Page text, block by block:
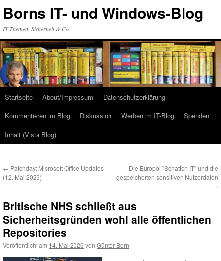
Inhalt
Borns IT- und Windows-Blog
IT-Themen, Sicherheit & Co.
Startseite About/Impressum
Datenschutzerklärung
Kommentieren im Blog
Diskussion Werben im IT-Blog
Spenden
Inhalt (Vista Blog)
← Patchday: Microsoft Office Updates
(12. Mai 2026)
Die Europol "Schatten IT" und die
gespeicherten sensitiven Nutzerdaten
→
Britische NHS schließt aus
Sicherheitsgründen wohl alle öffentlichen
Repositories
Veröffentlicht am 14. Mai 2026 von Günter Born